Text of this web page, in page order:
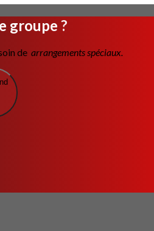
groupe ?
de arrangements spéciaux.